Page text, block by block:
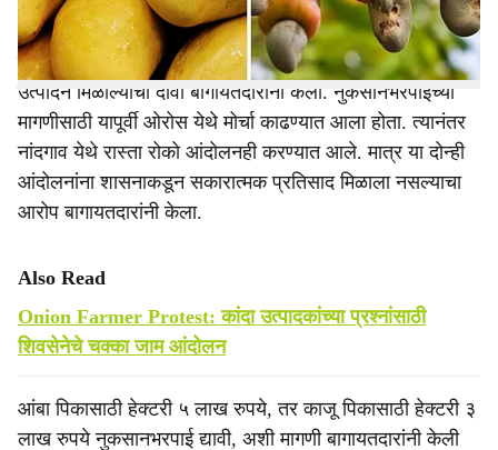
बदलत्या हवामानामुळे आंबा व काजू पिकांचे केवळ १० ते २० टक्के
उत्पादन मिळाल्याचा दावा बागायतदारांनी केला. नुकसानभरपाईच्या
मागणीसाठी यापूर्वी ओरोस येथे मोर्चा काढण्यात आला होता. त्यानंतर
नांदगाव येथे रास्ता रोको आंदोलनही करण्यात आले. मात्र या दोन्ही
आंदोलनांना शासनाकडून सकारात्मक प्रतिसाद मिळाला नसल्याचा
आरोप बागायतदारांनी केला.
Also Read
Onion Farmer Protest: कांदा उत्पादकांच्या प्रश्‍नांसाठी
शिवसेनेचे चक्का जाम आंदोलन
आंबा पिकासाठी हेक्टरी ५ लाख रुपये, तर काजू पिकासाठी हेक्टरी ३
लाख रुपये नुकसानभरपाई द्यावी, अशी मागणी बागायतदारांनी केली